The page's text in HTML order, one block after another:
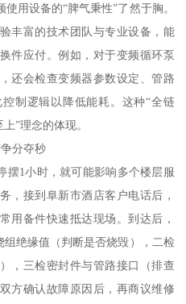
用设备的“脾气秉性”了然于胸。
丰富的技术团队与专业设备，能
件应付。例如，对于变频循环泵
还会检查变频器参数设定、管路
制逻辑以降低能耗。这种“全链
”理念的体现。
分夺秒
摆1小时，就可能影响多个楼层服
，接到阜新市酒店客户电话后，
用备件快速抵达现场。到达后，
组绝缘值（判断是否烧毁），二检
，三检密封件与管路接口（排查
方确认故障原因后，再商议维修